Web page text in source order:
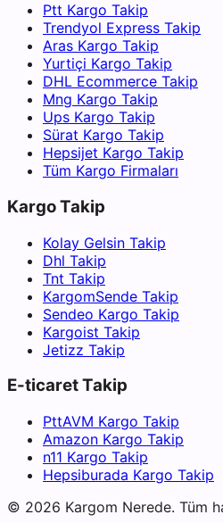
Ptt Kargo Takip
Trendyol Express Takip
Aras Kargo Takip
Yurtiçi Kargo Takip
DHL Ecommerce Takip
Mng Kargo Takip
Ups Kargo Takip
Sürat Kargo Takip
Hepsijet Kargo Takip
Tüm Kargo Firmaları
Kargo Takip
Kolay Gelsin Takip
Dhl Takip
Tnt Takip
KargomSende Takip
Sendeo Kargo Takip
Kargoist Takip
Jetizz Takip
E-ticaret Takip
PttAVM Kargo Takip
Amazon Kargo Takip
n11 Kargo Takip
Hepsiburada Kargo Takip
© 2026 Kargom Nerede. Tüm